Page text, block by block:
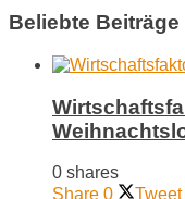
Beliebte Beiträge
0 shares
Share 0 Tweet